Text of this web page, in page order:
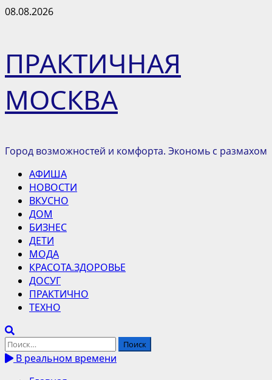
Перейти
08.08.2026
ПРАКТИЧНАЯ
МОСКВА
Город возможностей и комфорта. Экономь с размахом
Основное
меню
АФИША
НОВОСТИ
ВКУСНО
ДОМ
БИЗНЕС
ДЕТИ
МОДА
КРАСОТА.ЗДОРОВЬЕ
ДОСУГ
ПРАКТИЧНО
ТЕХНО
Найти:
В реальном времени